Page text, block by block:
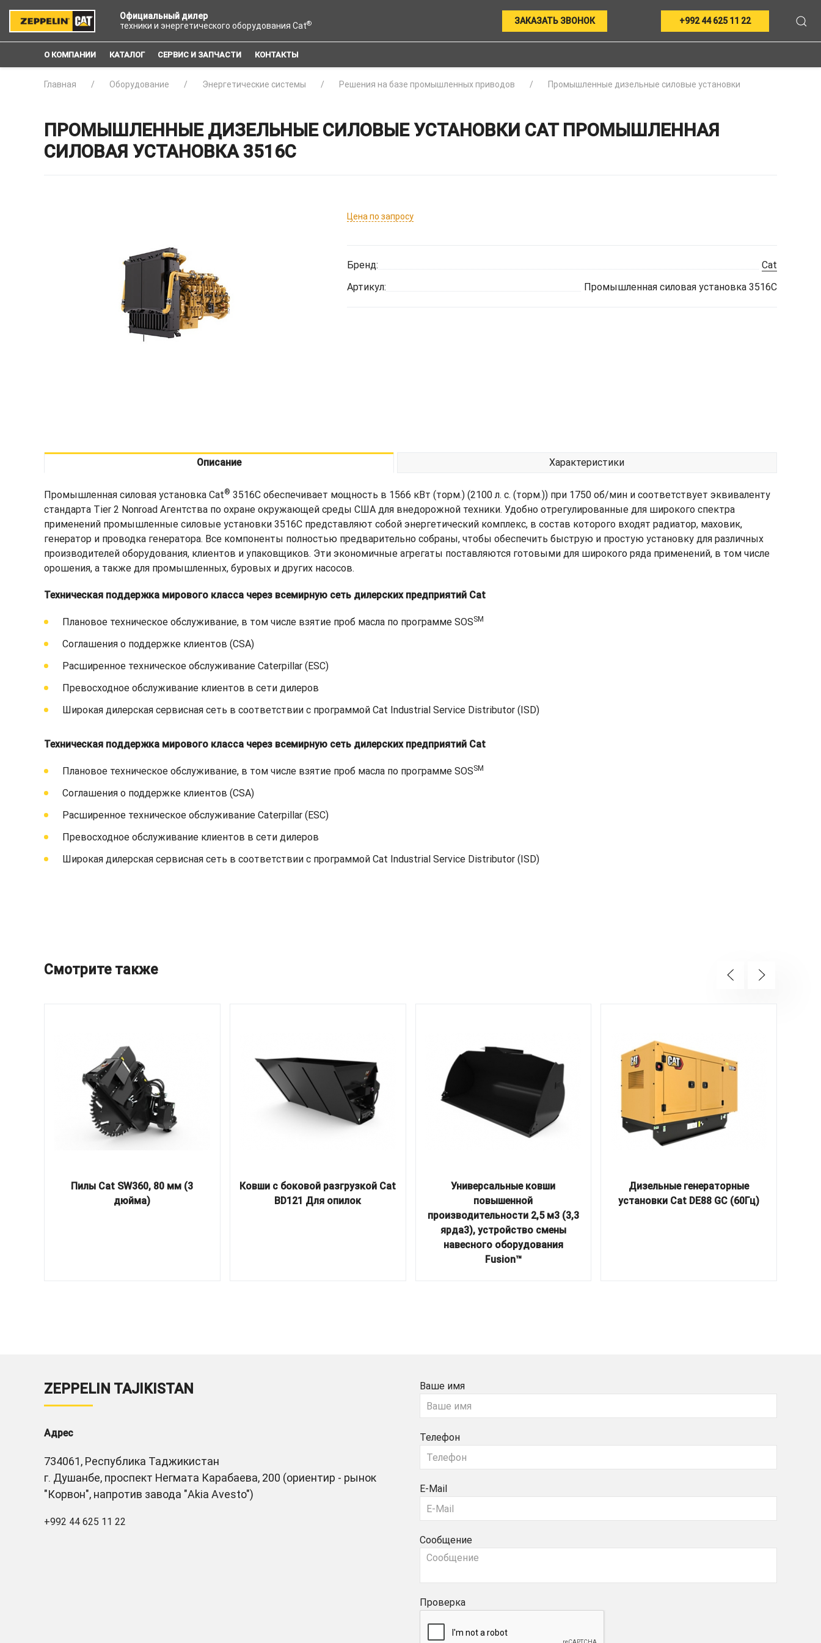
Официальный дилер
техники и энергетического оборудования Cat® ЗАКАЗАТЬ ЗВОНОК +992 44 625 11 22
О КОМПАНИИ КАТАЛОГ СЕРВИС И ЗАПЧАСТИ КОНТАКТЫ
Главная Оборудование Энергетические системы Решения на базе промышленных приводов Промышленные дизельные силовые установки
ПРОМЫШЛЕННЫЕ ДИЗЕЛЬНЫЕ СИЛОВЫЕ УСТАНОВКИ CAT ПРОМЫШЛЕННАЯ
СИЛОВАЯ УСТАНОВКА 3516C
Цена по запросу
Бренд:
Cat
Артикул:
Промышленная силовая установка 3516C
Описание Характеристики
Промышленная силовая установка Cat® 3516C обеспечивает мощность в 1566 кВт (торм.) (2100 л. с. (торм.)) при 1750 об/мин и соответствует эквиваленту
стандарта Tier 2 Nonroad Агентства по охране окружающей среды США для внедорожной техники. Удобно отрегулированные для широкого спектра
применений промышленные силовые установки 3516C представляют собой энергетический комплекс, в состав которого входят радиатор, маховик,
генератор и проводка генератора. Все компоненты полностью предварительно собраны, чтобы обеспечить быструю и простую установку для различных
производителей оборудования, клиентов и упаковщиков. Эти экономичные агрегаты поставляются готовыми для широкого ряда применений, в том числе
орошения, а также для промышленных, буровых и других насосов.
Техническая поддержка мирового класса через всемирную сеть дилерских предприятий Cat
Плановое техническое обслуживание, в том числе взятие проб масла по программе SOSSM
Соглашения о поддержке клиентов (CSA)
Расширенное техническое обслуживание Caterpillar (ESC)
Превосходное обслуживание клиентов в сети дилеров
Широкая дилерская сервисная сеть в соответствии с программой Cat Industrial Service Distributor (ISD)
Техническая поддержка мирового класса через всемирную сеть дилерских предприятий Cat
Плановое техническое обслуживание, в том числе взятие проб масла по программе SOSSM
Соглашения о поддержке клиентов (CSA)
Расширенное техническое обслуживание Caterpillar (ESC)
Превосходное обслуживание клиентов в сети дилеров
Широкая дилерская сервисная сеть в соответствии с программой Cat Industrial Service Distributor (ISD)
Смотрите также
Пилы Cat SW360, 80 мм (3
дюйма)
Ковши с боковой разгрузкой Cat
BD121 Для опилок
Универсальные ковши
повышенной
производительности 2,5 м3 (3,3
ярда3), устройство смены
навесного оборудования
Fusion™
Дизельные генераторные
установки Cat DE88 GC (60Гц)
ZEPPELIN TAJIKISTAN
Адрес
734061, Республика Таджикистан
г. Душанбе, проспект Негмата Карабаева, 200 (ориентир - рынок
"Корвон", напротив завода "Akia Avesto")
+992 44 625 11 22
Ваше имя
Телефон
E-Mail
Сообщение
Проверка